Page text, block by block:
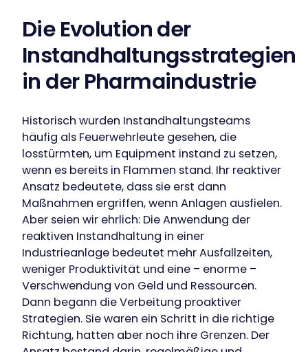
Die Evolution der
Instandhaltungsstrategien
in der Pharmaindustrie
Historisch wurden Instandhaltungsteams
häufig als Feuerwehrleute gesehen, die
losstürmten, um Equipment instand zu setzen,
wenn es bereits in Flammen stand. Ihr reaktiver
Ansatz bedeutete, dass sie erst dann
Maßnahmen ergriffen, wenn Anlagen ausfielen.
Aber seien wir ehrlich: Die Anwendung der
reaktiven Instandhaltung in einer
Industrieanlage bedeutet mehr Ausfallzeiten,
weniger Produktivität und eine – enorme –
Verschwendung von Geld und Ressourcen.
Dann begann die Verbeitung proaktiver
Strategien. Sie waren ein Schritt in die richtige
Richtung, hatten aber noch ihre Grenzen. Der